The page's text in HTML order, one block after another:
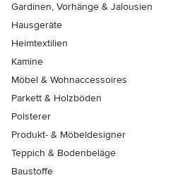
Gardinen, Vorhänge & Jalousien
Hausgeräte
Heimtextilien
Kamine
Möbel & Wohnaccessoires
Parkett & Holzböden
Polsterer
Produkt- & Möbeldesigner
Teppich & Bodenbeläge
Baustoffe